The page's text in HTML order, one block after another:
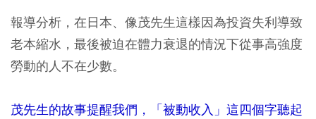
報導分析，在日本、像茂先生這樣因為投資失利導致
老本縮水，最後被迫在體力衰退的情況下從事高強度
勞動的人不在少數。
茂先生的故事提醒我們，「被動收入」這四個字聽起